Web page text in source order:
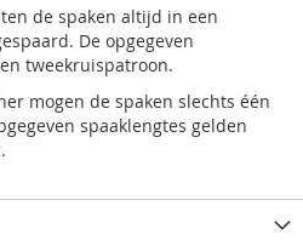
de spaken altijd in een
De opgegeven
tweekruispatroon.
mogen de spaken slechts één
spaaklengtes gelden